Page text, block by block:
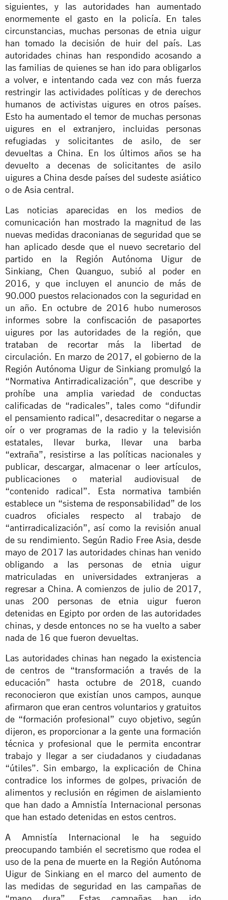
siguientes, y las autoridades han aumentado
enormemente el gasto en la policía. En tales
circunstancias, muchas personas de etnia uigur
han tomado la decisión de huir del país. Las
autoridades chinas han respondido acosando a
las familias de quienes se han ido para obligarlos
a volver, e intentando cada vez con más fuerza
restringir las actividades políticas y de derechos
humanos de activistas uigures en otros países.
Esto ha aumentado el temor de muchas personas
uigures en el extranjero, incluidas personas
refugiadas y solicitantes de asilo, de ser
devueltas a China. En los últimos años se ha
devuelto a decenas de solicitantes de asilo
uigures a China desde países del sudeste asiático
o de Asia central.
Las noticias aparecidas en los medios de
comunicación han mostrado la magnitud de las
nuevas medidas draconianas de seguridad que se
han aplicado desde que el nuevo secretario del
partido en la Región Autónoma Uigur de
Sinkiang, Chen Quanguo, subió al poder en
2016, y que incluyen el anuncio de más de
90.000 puestos relacionados con la seguridad en
un año. En octubre de 2016 hubo numerosos
informes sobre la confiscación de pasaportes
uigures por las autoridades de la región, que
trataban de recortar más la libertad de
circulación. En marzo de 2017, el gobierno de la
Región Autónoma Uigur de Sinkiang promulgó la
“Normativa Antirradicalización”, que describe y
prohíbe una amplia variedad de conductas
calificadas de “radicales”, tales como “difundir
el pensamiento radical”, desacreditar o negarse a
oír o ver programas de la radio y la televisión
estatales, llevar burka, llevar una barba
“extraña”, resistirse a las políticas nacionales y
publicar, descargar, almacenar o leer artículos,
publicaciones o material audiovisual de
“contenido radical”. Esta normativa también
establece un “sistema de responsabilidad” de los
cuadros oficiales respecto al trabajo de
“antirradicalización”, así como la revisión anual
de su rendimiento. Según Radio Free Asia, desde
mayo de 2017 las autoridades chinas han venido
obligando a las personas de etnia uigur
matriculadas en universidades extranjeras a
regresar a China. A comienzos de julio de 2017,
unas 200 personas de etnia uigur fueron
detenidas en Egipto por orden de las autoridades
chinas, y desde entonces no se ha vuelto a saber
nada de 16 que fueron devueltas.
Las autoridades chinas han negado la existencia
de centros de “transformación a través de la
educación” hasta octubre de 2018, cuando
reconocieron que existían unos campos, aunque
afirmaron que eran centros voluntarios y gratuitos
de “formación profesional” cuyo objetivo, según
dijeron, es proporcionar a la gente una formación
técnica y profesional que le permita encontrar
trabajo y llegar a ser ciudadanos y ciudadanas
“útiles”. Sin embargo, la explicación de China
contradice los informes de golpes, privación de
alimentos y reclusión en régimen de aislamiento
que han dado a Amnistía Internacional personas
que han estado detenidas en estos centros.
A Amnistía Internacional le ha seguido
preocupando también el secretismo que rodea el
uso de la pena de muerte en la Región Autónoma
Uigur de Sinkiang en el marco del aumento de
las medidas de seguridad en las campañas de